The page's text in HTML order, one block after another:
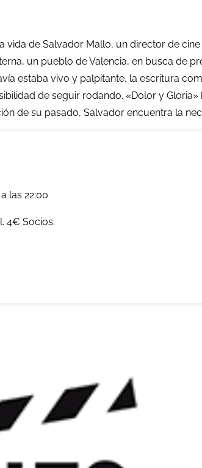
vida de Salvador Mallo, un director de
un pueblo de Valencia, en busca de
estaba vivo y palpitante, la escritura
de seguir rodando. «Dolor y
de su pasado, Salvador encuentra la
las 22:00
4€ Socios.